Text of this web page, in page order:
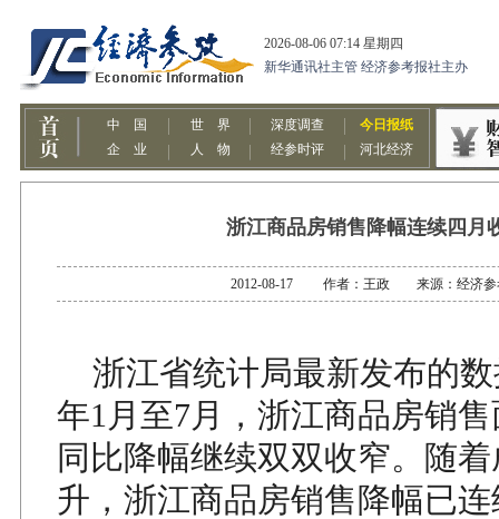
浙江商品房销售降幅连续四月
2012-08-17 作者：王政 来源：经济参
浙江省统计局最新发布的数
年1月至7月，浙江商品房销
同比降幅继续双双收窄。随
升，浙江商品房销售降幅已